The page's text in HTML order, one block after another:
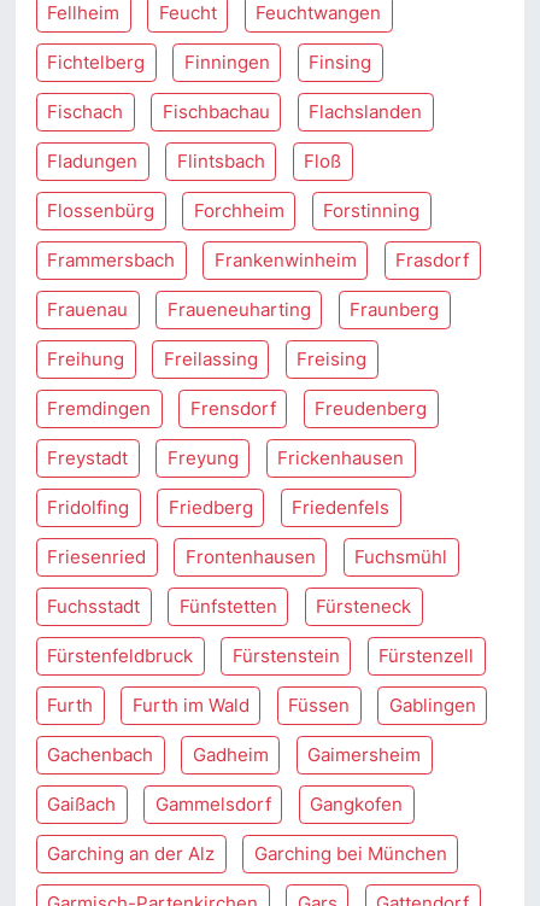
Fellheim Feucht Feuchtwangen
Fichtelberg Finningen Finsing
Fischach Fischbachau Flachslanden
Fladungen Flintsbach Floß
Flossenbürg Forchheim Forstinning
Frammersbach Frankenwinheim Frasdorf
Frauenau Fraueneuharting Fraunberg
Freihung Freilassing Freising
Fremdingen Frensdorf Freudenberg
Freystadt Freyung Frickenhausen
Fridolfing Friedberg Friedenfels
Friesenried Frontenhausen Fuchsmühl
Fuchsstadt Fünfstetten Fürsteneck
Fürstenfeldbruck Fürstenstein Fürstenzell
Furth Furth im Wald Füssen Gablingen
Gachenbach Gadheim Gaimersheim
Gaißach Gammelsdorf Gangkofen
Garching an der Alz Garching bei München